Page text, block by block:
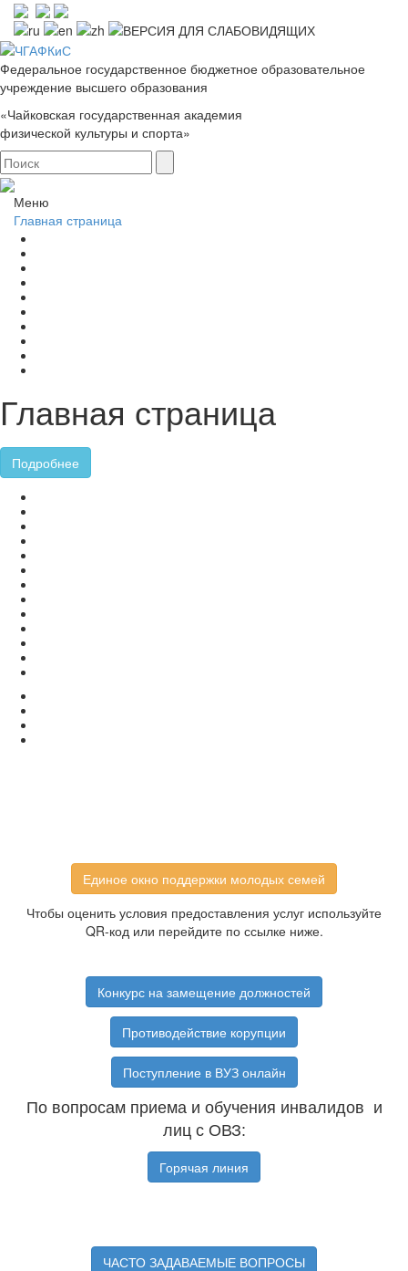
Федеральное государственное бюджетное образовательное
учреждение высшего образования
«Чайковская государственная академия
физической культуры и спорта»
Меню
Главная страница
Главная страница
Подробнее
Единое окно поддержки молодых семей
Чтобы оценить условия предоставления услуг используйте
QR-код или перейдите по ссылке ниже.
Конкурс на замещение должностей
Противодействие корупции
Поступление в ВУЗ онлайн
По вопросам приема и обучения инвалидов и
лиц с ОВЗ:
Горячая линия
ЧАСТО ЗАДАВАЕМЫЕ ВОПРОСЫ